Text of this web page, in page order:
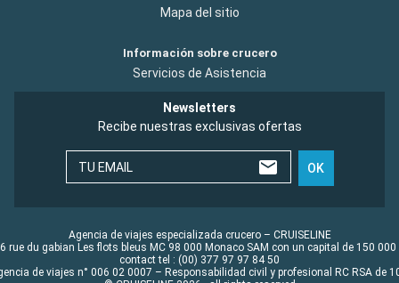
Mapa del sitio
Información sobre crucero
Servicios de Asistencia
Newsletters
Recibe nuestras exclusivas ofertas
TU EMAIL OK
Agencia de viajes especializada crucero – CRUISELINE
rue du gabian Les flots bleus MC 98 000 Monaco SAM con un capital de 150 000
contact tel : (00) 377 97 97 84 50
de viajes n° 006 02 0007 – Responsabilidad civil y profesional RC RSA de